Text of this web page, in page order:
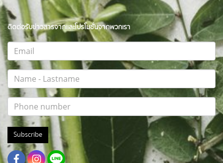
ติดต่อรับข่าวสารจากและโปรโมชั่นจากพวกเรา
Subscribe